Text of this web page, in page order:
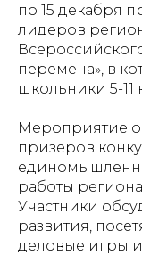
по 15 декабря
лидеров
перемена», в
школьники 5-11
Мероприятие
призеров
работы
Участники
развития,
деловые игры